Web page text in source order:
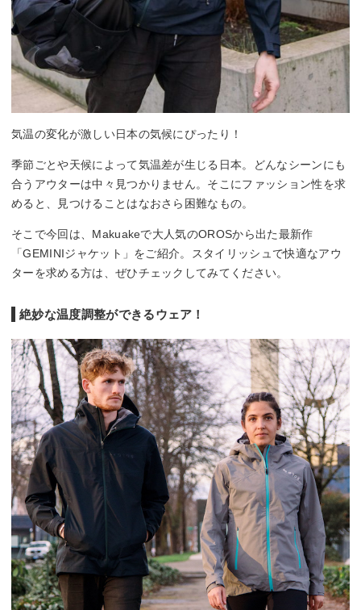
気温の変化が激しい日本の気候にぴったり！
季節ごとや天候によって気温差が生じる日本。どんなシーンにも
合うアウターは中々見つかりません。そこにファッション性を求
めると、見つけることはなおさら困難なもの。
そこで今回は、Makuakeで大人気のOROSから出た最新作
「GEMINIジャケット」をご紹介。スタイリッシュで快適なアウ
ターを求める方は、ぜひチェックしてみてください。
絶妙な温度調整ができるウェア！